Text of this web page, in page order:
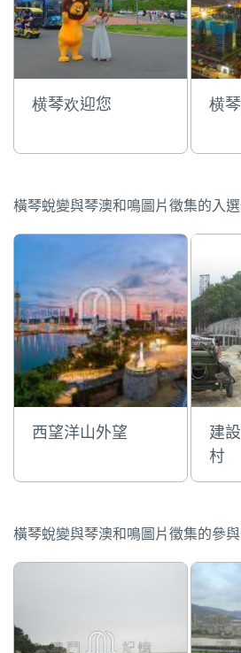
横琴欢迎您 横
橫琴蛻變與琴澳和鳴圖片徵集的入
西望洋山外望
建
村
橫琴蛻變與琴澳和鳴圖片徵集的參